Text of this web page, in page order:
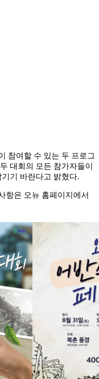
참여할 수 있는 두 프로그
대회의 모든 참가자들이
기 바란다고 밝혔다.
항은 오뉴 홈페이지에서